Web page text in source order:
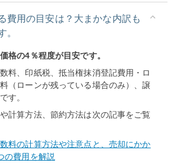
費用の目安は？大まかな内訳も
。
格の4％程度が目安です。
料、印紙税、抵当権抹消登記費用・ロ
（ローンが残っている場合のみ）、譲
す。
計算方法、節約方法は次の記事をご覧
料の計算方法や注意点と、売却にかか
の費用を解説